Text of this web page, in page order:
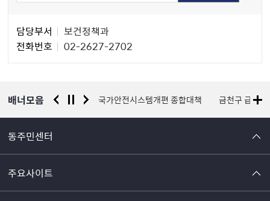
자
담당부서
보건정책과
전화번호
02-2627-2702
배너모음
금천구 자원봉사센터 국가안전시스템개편 종합대책 금천구 급식
동주민센터
주요사이트